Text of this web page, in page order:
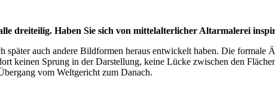
dreiteilig. Haben Sie sich von mittelalterlicher Altarmalerei
auch andere Bildformen heraus entwickelt haben. Die
keinen Sprung in der Darstellung, keine Lücke zwischen den
vom Weltgericht zum Danach.